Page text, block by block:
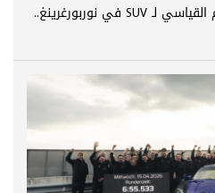
Xiaomi YU7 GT تحطّم الرقم القياسي لـ SUV في نوربورغرينغ..